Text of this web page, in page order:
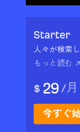
Starter
人々が検索
もっと読む ↗
$ 29 /月
今すぐ